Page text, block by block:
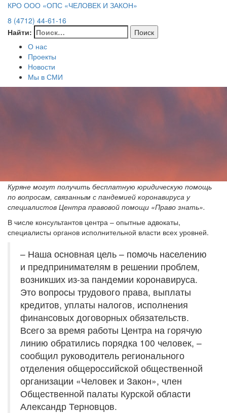
КРО ООО «ОПС «ЧЕЛОВЕК И ЗАКОН»
8 (4712) 44-61-16
Найти:
О нас
Проекты
Новости
Мы в СМИ
Куряне могут получить бесплатную юридическую помощь
по вопросам, связанным с пандемией коронавируса у
специалистов Центра правовой помощи «Право знать».
В числе консультантов центра – опытные адвокаты,
специалисты органов исполнительной власти всех уровней.
– Наша основная цель – помочь населению
и предпринимателям в решении проблем,
возникших из-за пандемии коронавируса.
Это вопросы трудового права, выплаты
кредитов, уплаты налогов, исполнения
финансовых договорных обязательств.
Всего за время работы Центра на горячую
линию обратились порядка 100 человек, –
сообщил руководитель регионального
отделения общероссийской общественной
организации «Человек и Закон», член
Общественной палаты Курской области
Александр Терновцов.